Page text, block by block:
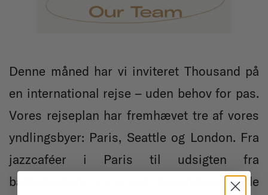
Denne måned har vi inviteret Thousand på
en international rejse – uden behov for pas.
Vores rejseplan har fremhævet tre af vores
yndlingsbyer: Paris, Seattle og London. Fra
jazzcaféer i Paris til udsigten fra
bakketoppene i London fremhæver vi de